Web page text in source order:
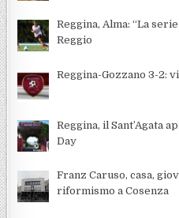
Reggina, Alma: “La
Reggio
Reggina-Gozzano 3-2:
Reggina, il Sant’Agata
Day
Franz Caruso, casa,
riformismo a Cosenza